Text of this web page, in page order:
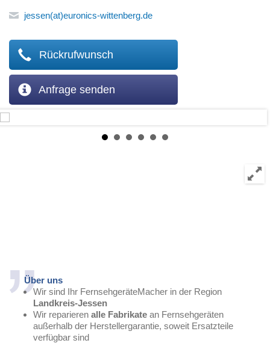
jessen(at)euronics-wittenberg.de
Rückrufwunsch
Anfrage senden
Über uns
Wir sind Ihr FernsehgeräteMacher in der Region
Landkreis-Jessen
Wir reparieren alle Fabrikate an Fernsehgeräten
außerhalb der Herstellergarantie, soweit Ersatzteile
verfügbar sind